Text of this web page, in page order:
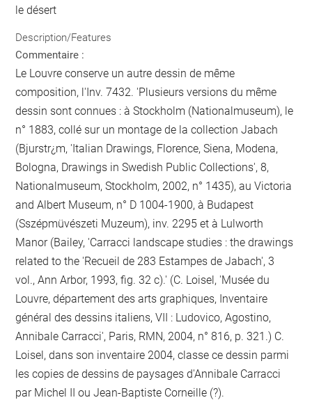
le désert
Description/Features
Commentaire :
Le Louvre conserve un autre dessin de même
composition, l'Inv. 7432. 'Plusieurs versions du même
dessin sont connues : à Stockholm (Nationalmuseum), le
n° 1883, collé sur un montage de la collection Jabach
(Bjurstr¿m, 'Italian Drawings, Florence, Siena, Modena,
Bologna, Drawings in Swedish Public Collections', 8,
Nationalmuseum, Stockholm, 2002, n° 1435), au Victoria
and Albert Museum, n° D 1004-1900, à Budapest
(Sszépmüvészeti Muzeum), inv. 2295 et à Lulworth
Manor (Bailey, 'Carracci landscape studies : the drawings
related to the 'Recueil de 283 Estampes de Jabach', 3
vol., Ann Arbor, 1993, fig. 32 c).' (C. Loisel, 'Musée du
Louvre, département des arts graphiques, Inventaire
général des dessins italiens, VII : Ludovico, Agostino,
Annibale Carracci', Paris, RMN, 2004, n° 816, p. 321.) C.
Loisel, dans son inventaire 2004, classe ce dessin parmi
les copies de dessins de paysages d'Annibale Carracci
par Michel II ou Jean-Baptiste Corneille (?).